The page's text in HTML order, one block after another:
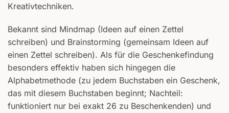
Kreativtechniken.
Bekannt sind Mindmap (Ideen auf einen Zettel
schreiben) und Brainstorming (gemeinsam Ideen auf
einen Zettel schreiben). Als für die Geschenkefindung
besonders effektiv haben sich hingegen die
Alphabetmethode (zu jedem Buchstaben ein Geschenk,
das mit diesem Buchstaben beginnt; Nachteil:
funktioniert nur bei exakt 26 zu Beschenkenden) und